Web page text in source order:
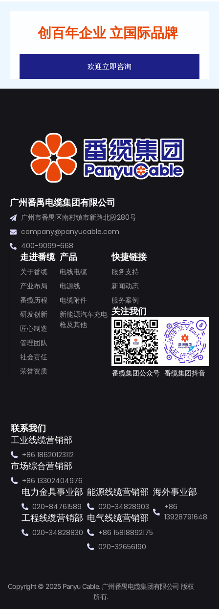
创百年企业 立国际品牌
欢迎立即咨询
广州番禺电缆集团有限公司
广州市番禺区南村镇市新路北段280号
company@panyucable.com
400-9099-668
走进番缆
关于番缆
产业布局
番缆历程
研发创新
匠心制造
管理团队
社会责任
荣誉资质
产品
电线电缆
电源线
电缆附件
新能源汽车充电
枪及其他
快捷链接
服务支持
新闻动态
服务案例
关注我们
番缆集团公众号 番缆集团抖音
联系我们
工业线缆营销部
+86 18620123112
市场综合营销部
+86 13302404976
电力金具事业部
020-84761589
工程线缆营销部
020-34828830
能源线缆营销部
020-34828903
电气线缆营销部
+86 15818892175
020-32656190
海外事业部
+86
13928791648
Copyright © 2025 Panyu Cable. 广州番禺电缆集团有限公司 版权
所有.